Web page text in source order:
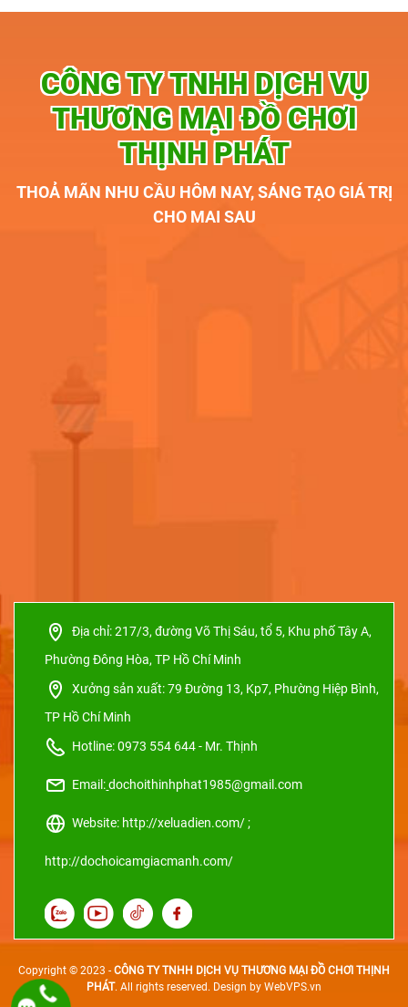
CÔNG TY TNHH DỊCH VỤ
THƯƠNG MẠI ĐỒ CHƠI
THỊNH PHÁT
THOẢ MÃN NHU CẦU HÔM NAY, SÁNG TẠO GIÁ TRỊ
CHO MAI SAU
Địa chỉ:217/3, đường Võ Thị Sáu, tổ 5, Khu phố Tây A,
Phường Đông Hòa, TP Hồ Chí Minh
Xưởng sản xuất:79 Đường 13, Kp7, Phường Hiệp Bình,
TP Hồ Chí Minh
Hotline: 0973 554 644 - Mr. Thịnh
Email: dochoithinhphat1985@gmail.com
Website: http://xeluadien.com/ ;
http://dochoicamgiacmanh.com/
Copyright © 2023 - CÔNG TY TNHH DỊCH VỤ THƯƠNG MẠI ĐỒ CHƠI THỊNH
PHÁT. All rights reserved. Design by WebVPS.vn